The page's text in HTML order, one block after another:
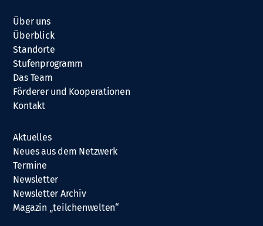
Über uns
Überblick
Standorte
Stufenprogramm
Das Team
Förderer und Kooperationen
Kontakt
Aktuelles
Neues aus dem Netzwerk
Termine
Newsletter
Newsletter Archiv
Magazin „teilchenwelten“